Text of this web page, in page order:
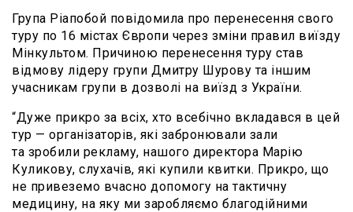
Група Ріапобой повідомила про перенесення свого
туру по 16 містах Європи через зміни правил виїзду
Мінкультом. Причиною перенесення туру став
відмову лідеру групи Дмитру Шурову та іншим
учасникам групи в дозволі на виїзд з України.
“Дуже прикро за всіх, хто всебічно вкладався в цей
тур — організаторів, які забронювали зали
та зробили рекламу, нашого директора Марію
Куликову, слухачів, які купили квитки. Прикро, що
не привеземо вчасно допомогу на тактичну
медицину, на яку ми заробляємо благодійними